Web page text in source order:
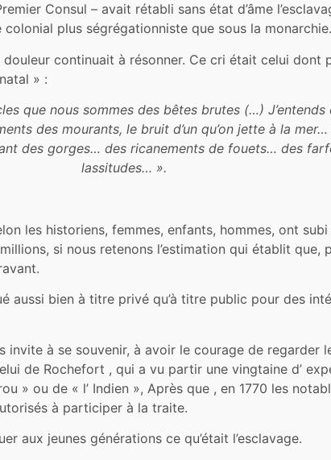
Consul – avait rétabli sans état d’âme
colonial plus ségrégationniste que sous la monarchie.
continuait à résonner. Ce cri était celui dont
» :
que nous sommes des bêtes brutes (…)
des mourants, le bruit d’un qu’on jette à la mer…
des gorges… des ricanements de fouets… des
lassitudes… ».
les historiens, femmes, enfants, hommes, ont
si nous retenons l’estimation qui établit que,
aussi bien à titre privé qu’à titre public pour des
invite à se souvenir, à avoir le courage de regarder
de Rochefort , qui a vu partir une vingtaine d’
» ou de « l’ Indien », Après que , en 1770 les
à participer à la traite.
aux jeunes générations ce qu’était l’esclavage.